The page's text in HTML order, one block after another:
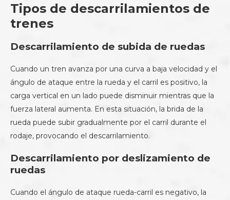
Tipos de descarrilamientos de
trenes
Descarrilamiento de subida de ruedas
Cuando un tren avanza por una curva a baja velocidad y el
ángulo de ataque entre la rueda y el carril es positivo, la
carga vertical en un lado puede disminuir mientras que la
fuerza lateral aumenta. En esta situación, la brida de la
rueda puede subir gradualmente por el carril durante el
rodaje, provocando el descarrilamiento.
Descarrilamiento por deslizamiento de
ruedas
Cuando el ángulo de ataque rueda-carril es negativo, la